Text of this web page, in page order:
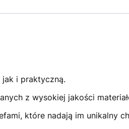
jak i praktyczną.
z wysokiej jakości
które nadają im unikalny